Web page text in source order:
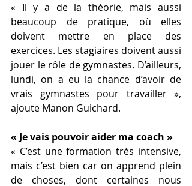
« Il y a de la théorie, mais aussi
beaucoup de pratique, où elles
doivent mettre en place des
exercices. Les stagiaires doivent aussi
jouer le rôle de gymnastes. D’ailleurs,
lundi, on a eu la chance d’avoir de
vrais gymnastes pour travailler »,
ajoute Manon Guichard.
« Je vais pouvoir aider ma coach »
« C’est une formation très intensive,
mais c’est bien car on apprend plein
de choses, dont certaines nous